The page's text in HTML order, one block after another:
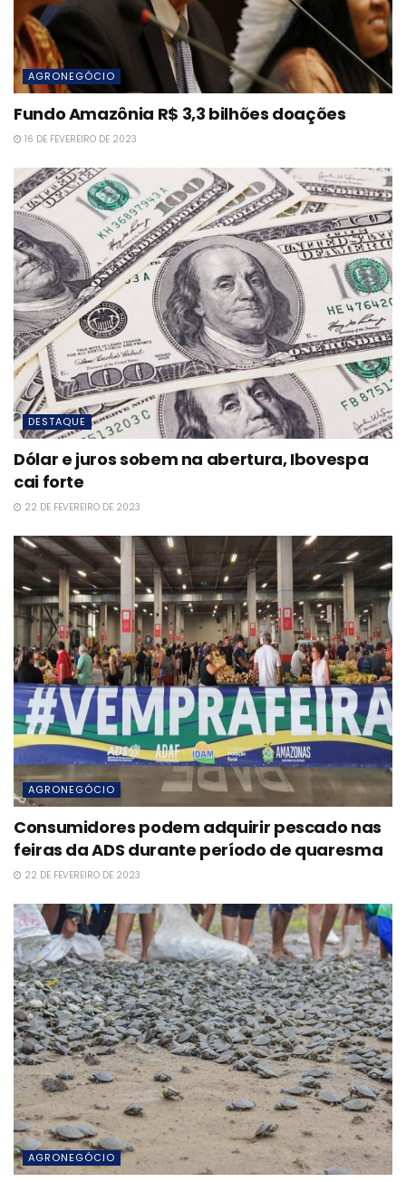
AGRONEGÓCIO
Fundo Amazônia R$ 3,3 bilhões doações
16 DE FEVEREIRO DE 2023
DESTAQUE
Dólar e juros sobem na abertura, Ibovespa
cai forte
22 DE FEVEREIRO DE 2023
AGRONEGÓCIO
Consumidores podem adquirir pescado nas
feiras da ADS durante período de quaresma
22 DE FEVEREIRO DE 2023
AGRONEGÓCIO